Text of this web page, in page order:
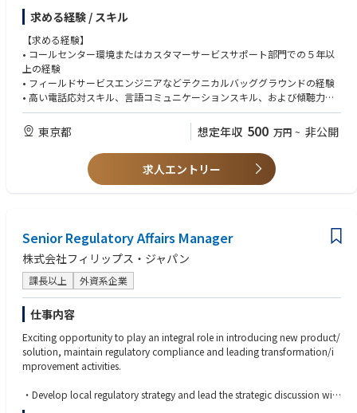
この職務では、「初回修理完了率（First Time Fix Rate）」と「サービス提
供時間（Time to Service）」の面で、最高水準のサービスを提供する重要
な役割を担います。
■具体的な業務内容
・お客様からのリクエストに迅速に対応し、問題解決をスムーズにするた
めに、報告されたトラブルに関するすべての関連情報を収集する。
報（請求先情報や締め支払日など）に漏れがないかを確認し、必要に応じ
情報収集を行う。
・トラブルシューティングの第一線として対応し、顧客SLA（サービス品
質保証契約）を満たすために迅速なエスカレーションを行う。
・技術的バックグラウンドをベースに、適切なトラブルシューティングを
タンス基準を満たし、顧客満足度を保証する。
・お客様から直接依頼されるスペアパーツ販売に対し、発注処理を行う。
・市場からの製品データ収集を確実に行う。
・製品に関するフィードバックデータの収集を管理する。
・サポートコストを抑え、顧客SLAに沿った迅速な問題解決を実現するた
めに、認定技術者を主体的にサポートする。
・業務システム内のデータ正確性を維持する。
・新たなスキルを身につけ、社内ポリシー・プロセス・新製品の最新情報
を常に把握するために、すべての研修コースを迅速に修了する。
・顧客満足度（NPS）
・初回訪問での修理完了率（FTFR）
求める経験 / スキル
【求める経験】
• コールセンター環境またはカスタマーサービスサポート部門での５年以
上の経験
• フィールドサービスエンジニアなどテクニカルバッググラウンドの経験
• 高い電話応対スキル、言語コミュニケーションスキル、および傾聴力
• カスタマーサービスの慣行および原則に関する知識
• CRM管理の知識（SAP、Salesforce、ServiceMaxの経験があれば尚可）
• 複数のタスクをこなし、優先順位を設定し、時間を効果的に管理する能
• 高等学校卒以上の学歴がある方
・スポーツに打ち込んでいた/いる方
東京都 想定年収 500 万円 ~ 非公開
求人エントリー
Senior Regulatory Affairs Manager
株式会社フィリップス・ジャパン
課長以上 外資系企業
仕事内容
Exciting opportunity to play an integral role in introducing new product/
solution, maintain regulatory compliance and leading transformation/i
mprovement activities.
・Develop local regulatory strategy and lead the strategic discussion with
related stakeholders to accelerate project development.